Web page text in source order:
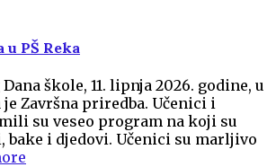
PŠ Reka
škole, 11. lipnja 2026. godine, u
je Završna priredba. Učenici i
su veseo program na koji su
i djedovi. Učenici su marljivo